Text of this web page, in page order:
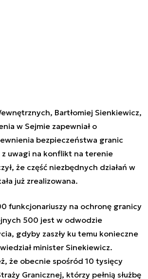
Bartłomiej Sienkiewicz,
w Sejmie zapewniał o
bezpieczeństwa granic
z uwagi na konflikt na terenie
że część niezbędnych działań w
już zrealizowana.
funkcjonariuszy na ochronę granicy
500 jest w odwodzie
gdyby zaszły ku temu konieczne
minister Sinekiewicz.
że obecnie spośród 10 tysięcy
Granicznej, którzy pełnią służbę